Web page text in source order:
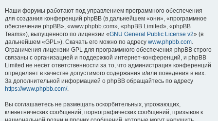
Наши форумы работают под управлением программного обеспечения
для создания конференций phpBB (в дальнейшем «они», «программное
обеспечение phpBB», «www.phpbb.com», «phpBB Limited», «phpBB
Teams»), выпущенного по лицензии «GNU General Public License v2» (в
дальнейшем «GPL»). Скачать его можно по адресу www.phpbb.com.
Ограничения лицензии GPL для программного обеспечения phpBB строго
связаны с организацией и поддержкой интернет-конференций, и phpBB
Limited не несёт ответственности за то, что администрация конференций
определяет в качестве допустимого содержания и/или поведения в них.
За дополнительной информацией о phpBB обращайтесь по адресу
https://www.phpbb.com/.
Вы соглашаетесь не размещать оскорбительных, угрожающих,
клеветнических сообщений, порнографических сообщений, призывов к